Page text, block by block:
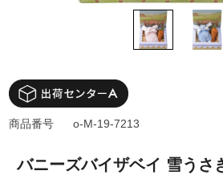
バニーズバイザベイ 雪うさ
商品番号 o-M-19-7213